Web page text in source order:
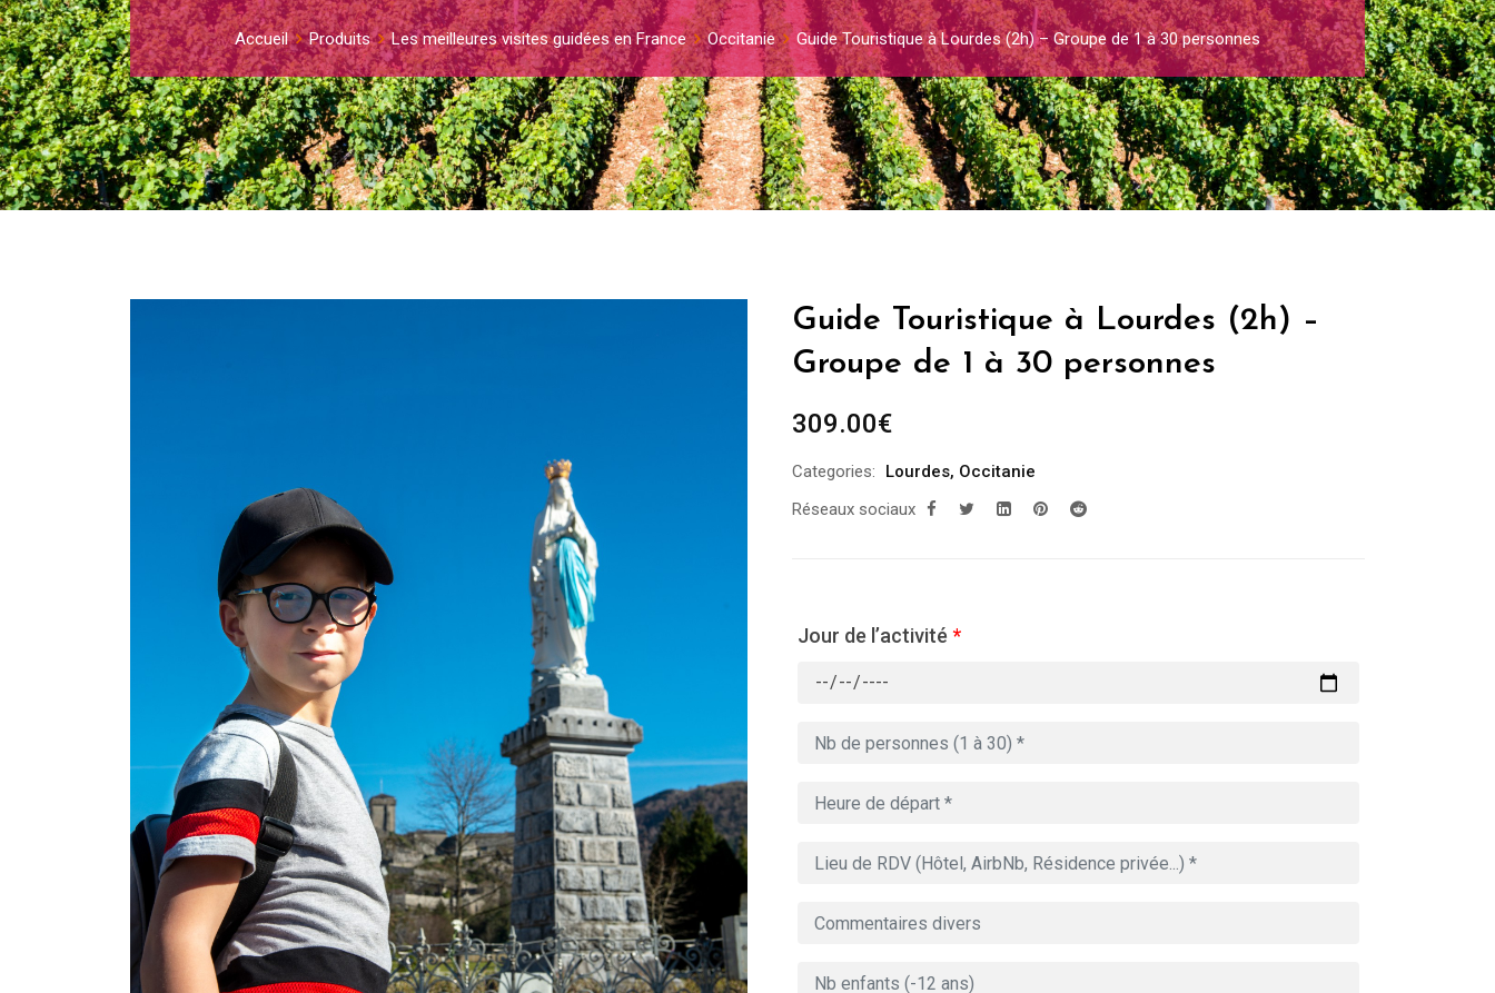
Accueil Produits Les meilleures visites guidées en France Occitanie Guide Touristique à Lourdes (2h) – Groupe de 1 à 30 personnes
Guide Touristique à Lourdes (2h) –
Groupe de 1 à 30 personnes
309.00€
Categories: Lourdes, Occitanie
Réseaux sociaux
Jour de l’activité *